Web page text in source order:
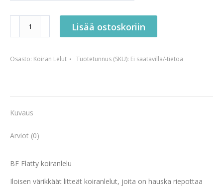
määrä
Lisää ostoskoriin
Osasto: Koiran Lelut Tuotetunnus (SKU): Ei saatavilla/-tietoa
Kuvaus
Arviot (0)
BF Flatty koiranlelu
Iloisen värikkäät litteät koiranlelut, joita on hauska riepottaa